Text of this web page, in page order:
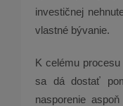
investičnej
vlastné bývanie.
K celému
sa dá dostať
nasporenie